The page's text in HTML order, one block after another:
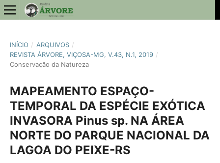
INÍCIO / ARQUIVOS /
REVISTA ÁRVORE, VIÇOSA-MG, V.43, N.1, 2019 /
Conservação da Natureza
MAPEAMENTO ESPAÇO-
TEMPORAL DA ESPÉCIE EXÓTICA
INVASORA Pinus sp. NA ÁREA
NORTE DO PARQUE NACIONAL DA
LAGOA DO PEIXE-RS